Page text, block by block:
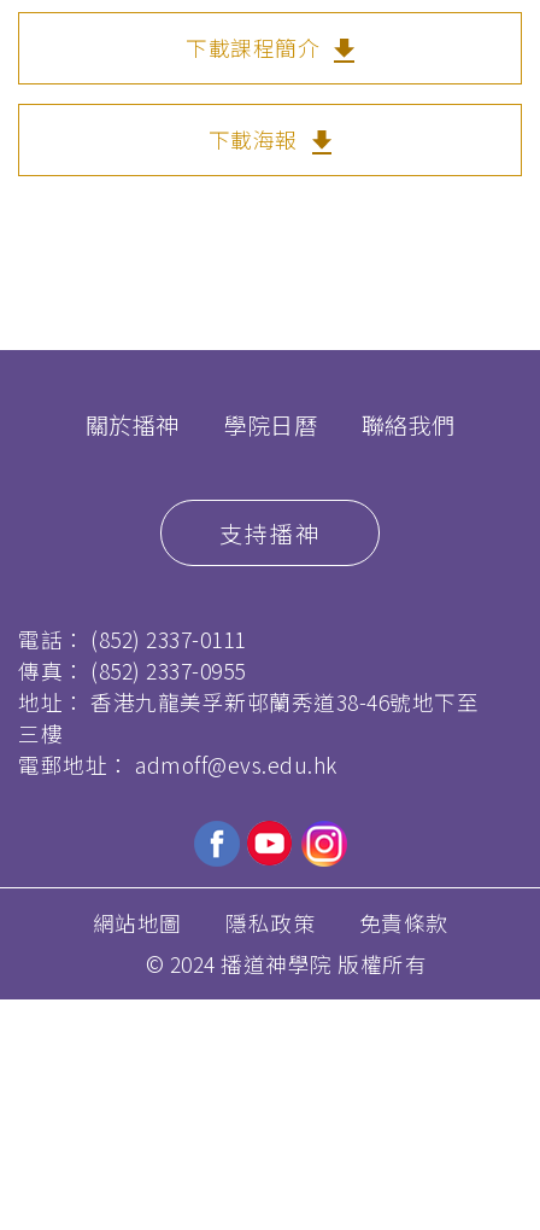
下載課程簡介
下載海報
關於播神 學院日曆 聯絡我們
支持播神
電話： (852) 2337-0111
傳真： (852) 2337-0955
地址： 香港九龍美孚新邨蘭秀道38-46號地下至
三樓
電郵地址： admoff@evs.edu.hk
網站地圖 隱私政策
免責條款
© 2024 播道神學院 版權所有